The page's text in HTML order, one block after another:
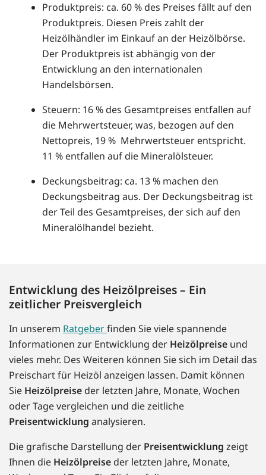
Produktpreis: ca. 60 % des Preises fällt auf den
Produktpreis. Diesen Preis zahlt der
Heizölhändler im Einkauf an der Heizölbörse.
Der Produktpreis ist abhängig von der
Entwicklung an den internationalen
Handelsbörsen.
Steuern: 16 % des Gesamtpreises entfallen auf
die Mehrwertsteuer, was, bezogen auf den
Nettopreis, 19 % Mehrwertsteuer entspricht.
11 % entfallen auf die Mineralölsteuer.
Deckungsbeitrag: ca. 13 % machen den
Deckungsbeitrag aus. Der Deckungsbeitrag ist
der Teil des Gesamtpreises, der sich auf den
Mineralölhandel bezieht.
Entwicklung des Heizölpreises – Ein
zeitlicher Preisvergleich
In unserem Ratgeberfinden Sie viele spannende
Informationen zur Entwicklung der Heizölpreise und
vieles mehr. Des Weiteren können Sie sich im Detail das
Preischart für Heizöl anzeigen lassen. Damit können
Sie Heizölpreise der letzten Jahre, Monate, Wochen
oder Tage vergleichen und die zeitliche
Preisentwicklung analysieren.
Die grafische Darstellung der Preisentwicklung zeigt
Ihnen die Heizölpreise der letzten Jahre, Monate,